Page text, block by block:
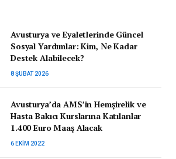
Avusturya ve Eyaletlerinde Güncel
Sosyal Yardımlar: Kim, Ne Kadar
Destek Alabilecek?
8 ŞUBAT 2026
Avusturya’da AMS’in Hemşirelik ve
Hasta Bakıcı Kurslarına Katılanlar
1.400 Euro Maaş Alacak
6 EKIM 2022